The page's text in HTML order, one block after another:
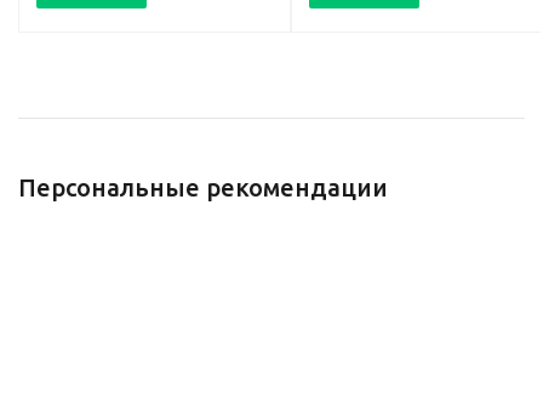
Персональные рекомендации